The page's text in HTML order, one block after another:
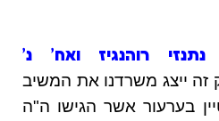
10811-09-16 נתנזי רוהנגיז ואח' נ'
זה ייצג משרדנו את המשיב
בערעור אשר הגישו ה"ה